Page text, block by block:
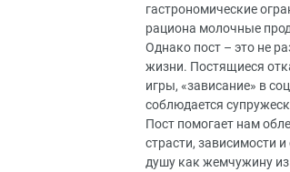
гастрономические
рациона молочные
Однако пост – это не
жизни. Постящиеся
игры, «зависание» в
соблюдается
Пост помогает нам
страсти, зависимости
душу как жемчужину из